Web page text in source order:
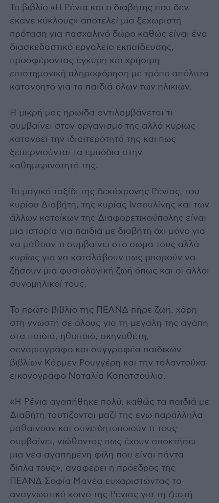
Το βιβλίο «Η Ρένια και ο διαβήτης που δεν
έκανε κύκλους» αποτελεί μία ξεχωριστή
πρόταση για πασχαλινό δώρο καθώς είναι ένα
διασκεδαστικό εργαλείο εκπαίδευσης,
προσφέροντας έγκυρη και χρήσιμη
επιστημονική πληροφόρηση με τρόπο απόλυτα
κατανοητό για τα παιδιά όλων των ηλικιών.
Η μικρή μας ηρωίδα αντιλαμβάνεται τι
συμβαίνει στον οργανισμό της αλλά κυρίως
κατανοεί την ιδιαιτερότητά της και πως
ξεπερνιούνται τα εμπόδια στην
καθημερινότητά της.
Το μαγικό ταξίδι της δεκάχρονης Ρένιας, του
κυρίου Διαβήτη, της κυρίας Ινσουλίνης και των
άλλων κατοίκων της Διαφορετικούπολης είναι
μία ιστορία για παιδιά με διαβήτη όχι μόνο για
να μάθουν τι συμβαίνει στο σώμα τους αλλά
κυρίως για να καταλάβουν πως μπορούν να
ζήσουν μια φυσιολογική ζωή όπως και οι άλλοι
συνομήλικοί τους.
Το πρώτο βιβλίο της ΠΕΑΝΔ πήρε ζωή, χάρη
στη γνωστή σε όλους για τη μεγάλη της αγάπη
στα παιδιά, ηθοποιό, σκηνοθέτη,
σεναριογράφο και συγγραφέα παιδικών
βιβλίων Κάρμεν Ρουγγέρη και την ταλαντούχα
εικονογράφο Ναταλία Καπατσούλια.
«Η Ρένια αγαπήθηκε πολύ, καθώς τα παιδιά με
Διαβήτη ταυτίζονται μαζί της ενώ παράλληλα
μαθαίνουν και συνειδητοποιούν τι τους
συμβαίνει, νιώθοντας πως έχουν αποκτήσει
μια νέα αγαπημένη φίλη που είναι πάντα
δίπλα τους», αναφέρει η πρόεδρος της
ΠΕΑΝΔ Σοφία Μανέα ευχαριστώντας το
αναγνωστικό κοινό της Ρένιας για τη ζεστή